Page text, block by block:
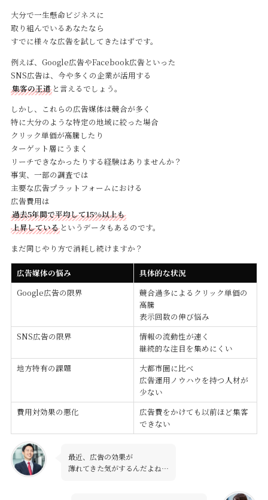
大分で一生懸命ビジネスに
取り組んでいるあなたなら
すでに様々な広告を試してきたはずです。
例えば、Google広告やFacebook広告といった
SNS広告は、今や多くの企業が活用する
集客の王道と言えるでしょう。
しかし、これらの広告媒体は競合が多く
特に大分のような特定の地域に絞った場合
クリック単価が高騰したり
ターゲット層にうまく
リーチできなかったりする経験はありませんか？
事実、一部の調査では
主要な広告プラットフォームにおける
広告費用は
過去5年間で平均して15%以上も
上昇しているというデータもあるのです。
まだ同じやり方で消耗し続けますか？
広告媒体の悩み
具体的な状況
Google広告の限界
競合過多によるクリック単価の
高騰
表示回数の伸び悩み
SNS広告の限界
情報の流動性が速く
継続的な注目を集めにくい
地方特有の課題
大都市圏に比べ
広告運用ノウハウを持つ人材が
少ない
費用対効果の悪化
広告費をかけても以前ほど集客
できない
最近、広告の効果が
薄れてきた気がするんだよね…